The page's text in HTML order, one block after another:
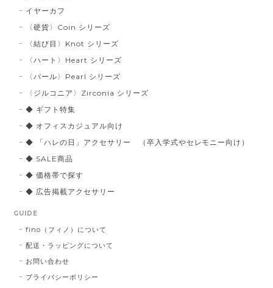
イヤーカフ
〈硬貨〉Coin シリーズ
〈結び目〉Knot シリーズ
〈ハート〉Heart シリーズ
〈パール〉Pearl シリーズ
〈ジルコニア〉Zirconia シリーズ
◆ ギフト特集
◆ オフィスカジュアル向け
◆ 「ハレの日」アクセサリー （卒入学式やセレモニー向け）
◆ SALE商品
◆ 価格帯で探す
◆ 広告掲載アクセサリー
GUIDE
fino（フィノ）について
配送・ラッピングについて
お問い合わせ
プライバシーポリシー